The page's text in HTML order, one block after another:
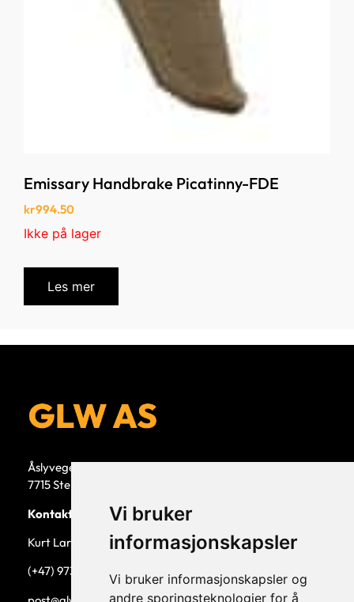
Vi bruker
informasjonskapsler
Vi bruker informasjonskapsler og
andre sporingsteknologier for å
Emissary Handbrake Picatinny-FDE
kr994.50
Ikke på lager
Les mer
Åslyvegen 5b
7715 Steinkjer
Kontaktperson
Kurt Larsen, daglig leder.
(+47) 973 33 332